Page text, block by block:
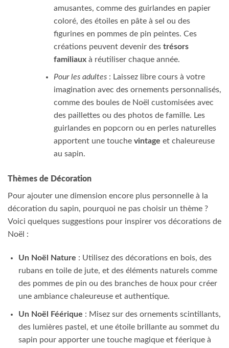
amusantes, comme des guirlandes en papier
coloré, des étoiles en pâte à sel ou des
figurines en pommes de pin peintes. Ces
créations peuvent devenir des trésors
familiauxà réutiliser chaque année.
Pour les adultes: Laissez libre cours à votre
imagination avec des ornements personnalisés,
comme des boules de Noël customisées avec
des paillettes ou des photos de famille. Les
guirlandes en popcorn ou en perles naturelles
apportent une touche vintage et chaleureuse
au sapin.
Thèmes de Décoration
Pour ajouter une dimension encore plus personnelle à la
décoration du sapin, pourquoi ne pas choisir un thème ?
Voici quelques suggestions pour inspirer vos décorations de
Noël :
Un Noël Nature : Utilisez des décorations en bois, des
rubans en toile de jute, et des éléments naturels comme
des pommes de pin ou des branches de houx pour créer
une ambiance chaleureuse et authentique.
Un Noël Féérique : Misez sur des ornements scintillants,
des lumières pastel, et une étoile brillante au sommet du
sapin pour apporter une touche magique et féerique à